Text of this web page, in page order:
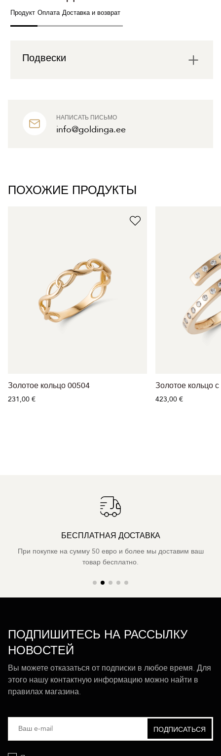
НАПИСАТЬ ПИСЬМО
info@goldinga.ee
Продукт Оплата Доставка и возврат
Подвески
ПОХОЖИЕ ПРОДУКТЫ
Золотое кольцо 00504
231,00 €
Золотое кольцо
423,00 €
БЕСПЛАТНАЯ ДОСТАВКА
При покупке на сумму 50 евро и более мы доставим ваш
товар бесплатно.
ПОДПИШИТЕСЬ НА РАССЫЛКУ
НОВОСТЕЙ
Вы можете отказаться от подписки в любое время. Для
этого нашу контактную информацию можно найти в
правилах магазина.